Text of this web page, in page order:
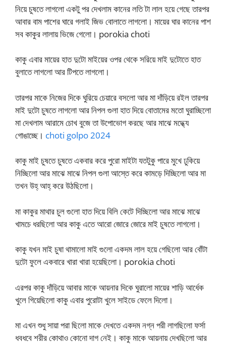
নিয়ে চুষতে লাগলো একটু পর দেখলাম কানের লতি টা লাল হয়ে গেছে তারপর
আবার বাম পাশের ঘারে গলাই জিভ বোলাতে লাগলো। মায়ের ঘার কানের পাশ
সব কাকুর লালায় ভিজে গেলো। porokia choti
কাকু এবার মায়ের হাত দুটো মাইয়ের ওপর থেকে সরিয়ে মাই দুটোতে হাত
বুলাতে লাগলো আর টিপতে লাগলো।
তারপর মাকে নিজের দিকে ঘুরিয়ে চেয়ারে বসলো আর মা দাঁড়িয়ে রইল তারপর
মাই দুটো চুষতে লাগলো আর নিপল গুলা হাত দিয়ে বোতামের মতো ঘুরাচ্ছিলো
মা দেখলাম আরামে চোখ বুজে তা উপোভোগ করছে আর মাঝে মদ্ধ্যে
গোঙাচ্ছে। choti golpo 2024
কাকু মাই চুষতে চুষতে একবার করে পুরো মাইটা যতটুকু পারে মুখে ঢুকিয়ে
নিচ্ছিলো আর মাঝে মাঝে নিপল গুলা আস্তে করে কামড়ে দিচ্ছিলো আর মা
তখন উহ্‌ আহ্‌ করে উঠছিলো।
মা কাকুর মাথার চুল গুলো হাত দিয়ে বিলি কেটে দিচ্ছিলো আর মাঝে মাঝে
খামচে ধরছিলো আর কাকু এতে আরো জোরে জোরে মাই চুষতে লাগলো।
কাকু যখন মাই চুষা থামালো মাই গুলো একদম লাল হয়ে গেছিলো আর বোঁটা
দুটো ফুলে একবারে খারা খারা হয়েছিলো। porokia choti
এরপর কাকু দাঁড়িয়ে আবার মাকে আয়নার দিকে ঘুরালো মায়ের শাড়ি আর্ধেক
খুলে গিয়েছিলো কাকু এবার পুরোটা খুলে সাইডে ফেলে দিলো।
মা এখন শুধু সায়া পরা ছিলো মাকে দেখতে একদম নগ্ন পরী লাগছিলো ফর্সা
ধবধবে শরীর কোথাও কোনো দাগ নেই। কাকু মাকে আয়নায় দেখছিলো আর